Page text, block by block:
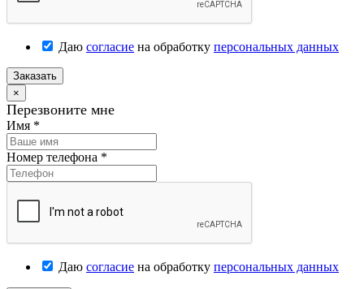
Даю согласие на обработку персональных данных
Заказать
×
Перезвоните мне
Имя *
Номер телефона *
Даю согласие на обработку персональных данных